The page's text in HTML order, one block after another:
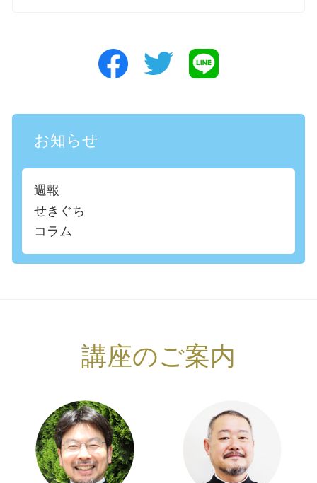
お知らせ
週報
せきぐち
コラム
講座のご案内